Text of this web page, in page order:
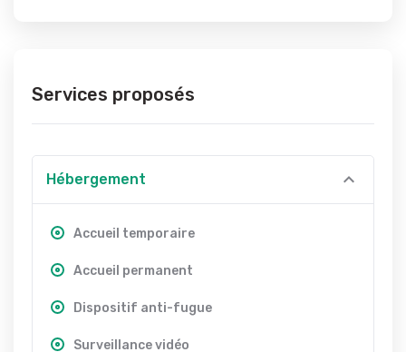
Services proposés
Hébergement
Accueil temporaire
Accueil permanent
Dispositif anti-fugue
Surveillance vidéo